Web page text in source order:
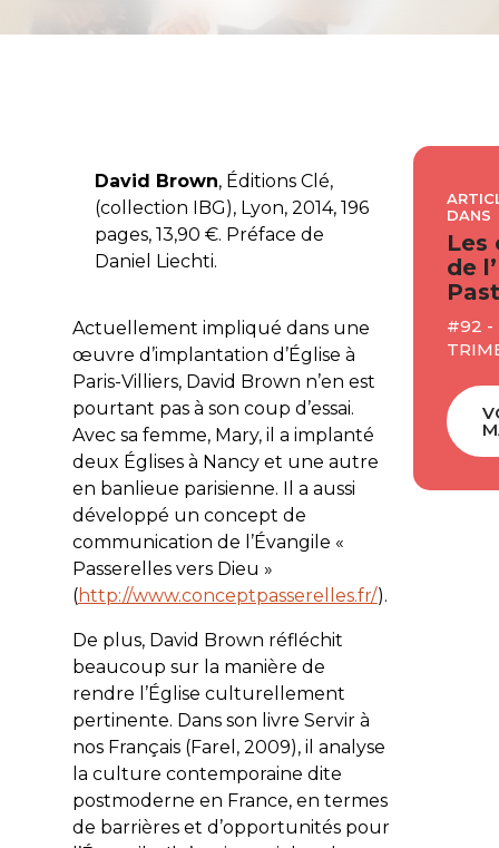
David Brown, Éditions Clé,
(collection IBG), Lyon, 2014, 196
pages, 13,90 €. Préface de
Daniel Liechti.
Actuellement impliqué dans une
œuvre d’implantation d’Église à
Paris-Villiers, David Brown n’en est
pourtant pas à son coup d’essai.
Avec sa femme, Mary, il a implanté
deux Églises à Nancy et une autre
en banlieue parisienne. Il a aussi
développé un concept de
communication de l’Évangile «
Passerelles vers Dieu »
(http://www.conceptpasserelles.fr/).
De plus, David Brown réfléchit
beaucoup sur la manière de
rendre l’Église culturellement
pertinente. Dans son livre Servir à
nos Français(Farel, 2009), il analyse
la culture contemporaine dite
postmoderne en France, en termes
de barrières et d’opportunités pour
DANS
Les
de
#92 -